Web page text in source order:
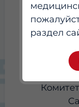
раздел